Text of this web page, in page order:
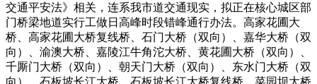
交通平安法》相关，连系我市道交通现实，拟正在核心城区部
门桥梁地道实行工做日高峰时段错峰通行办法。高家花圃大
桥、高家花圃大桥复线桥、石门大桥（双向）、嘉华大桥（双
向）、渝澳大桥、嘉陵江牛角沱大桥、黄花圃大桥（双向）、
千厮门大桥（双向）、朝天门大桥（双向）、东水门大桥（双
向）、石板坡长江大桥、石板坡长江大桥复线桥、菜园坝大桥